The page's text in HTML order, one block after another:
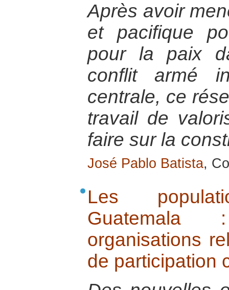
Après avoir
et pacifique
pour la paix
conflit armé
centrale, ce
travail de
faire sur la
José Pablo Batista,
Les
organisations
de participation